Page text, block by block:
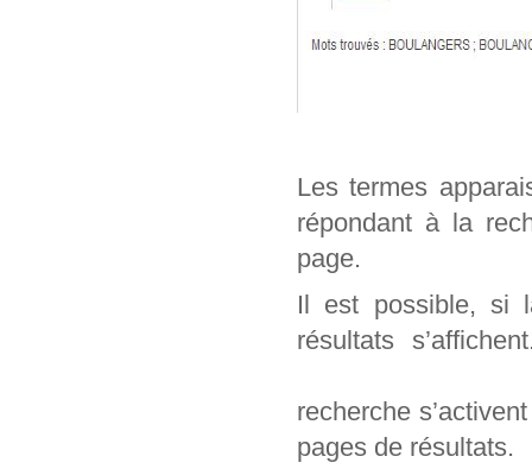
Les termes
répondant à la
page.
Il est possible, si
résultats
recherche
pages de résultats.